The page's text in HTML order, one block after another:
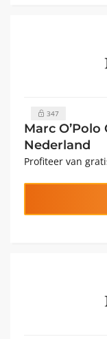
347
Marc
Nederland
Profiteer van